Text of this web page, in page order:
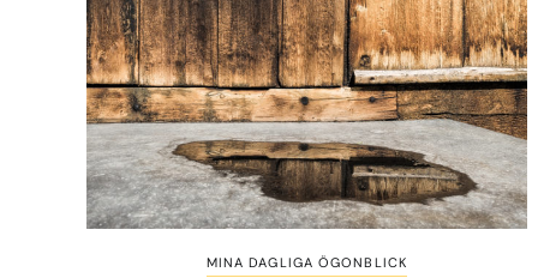
MINA DAGLIGA ÖGONBLICK